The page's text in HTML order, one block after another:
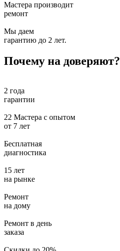
Мастера производит
ремонт
Мы даем
гарантию до 2 лет.
Почему на доверяют?
2 года
гарантии
22 Мастера с опытом
от 7 лет
Бесплатная
диагностика
15 лет
на рынке
Ремонт
на дому
Ремонт в день
заказа